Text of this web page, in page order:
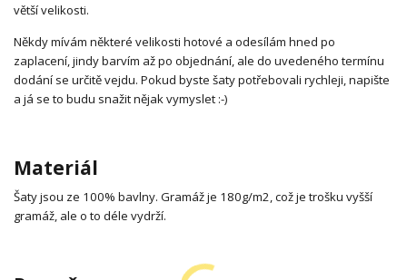
větší velikosti.
Někdy mívám některé velikosti hotové a odesílám hned po
zaplacení, jindy barvím až po objednání, ale do uvedeného termínu
dodání se určitě vejdu. Pokud byste šaty potřebovali rychleji, napište
a já se to budu snažit nějak vymyslet :-)
Materiál
Šaty jsou ze 100% bavlny. Gramáž je 180g/m2, což je trošku vyšší
gramáž, ale o to déle vydrží.